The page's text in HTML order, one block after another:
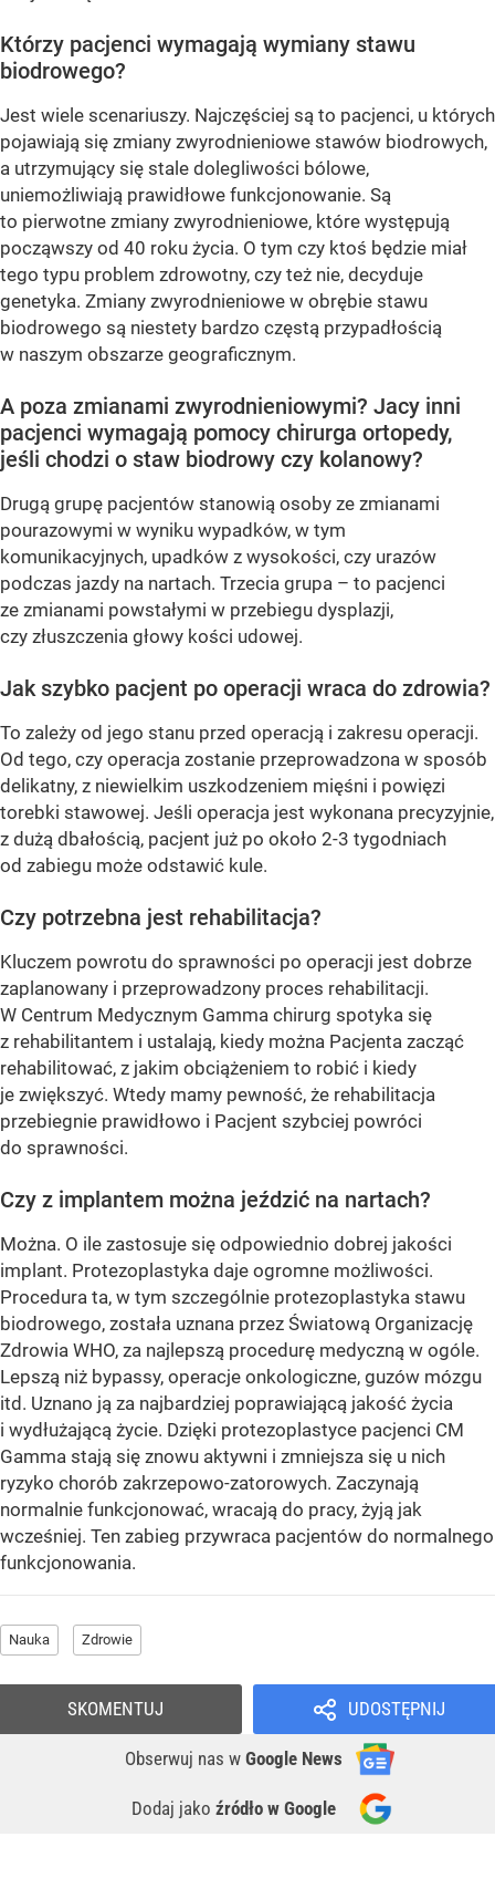
Którzy pacjenci wymagają wymiany stawu
biodrowego?
Jest wiele scenariuszy. Najczęściej są to pacjenci, u których
pojawiają się zmiany zwyrodnieniowe stawów biodrowych,
a utrzymujący się stale dolegliwości bólowe,
uniemożliwiają prawidłowe funkcjonowanie. Są
to pierwotne zmiany zwyrodnieniowe, które występują
począwszy od 40 roku życia. O tym czy ktoś będzie miał
tego typu problem zdrowotny, czy też nie, decyduje
genetyka. Zmiany zwyrodnieniowe w obrębie stawu
biodrowego są niestety bardzo częstą przypadłością
w naszym obszarze geograficznym.
A poza zmianami zwyrodnieniowymi? Jacy inni
pacjenci wymagają pomocy chirurga ortopedy,
jeśli chodzi o staw biodrowy czy kolanowy?
Drugą grupę pacjentów stanowią osoby ze zmianami
pourazowymi w wyniku wypadków, w tym
komunikacyjnych, upadków z wysokości, czy urazów
podczas jazdy na nartach. Trzecia grupa – to pacjenci
ze zmianami powstałymi w przebiegu dysplazji,
czy złuszczenia głowy kości udowej.
Jak szybko pacjent po operacji wraca do zdrowia?
To zależy od jego stanu przed operacją i zakresu operacji.
Od tego, czy operacja zostanie przeprowadzona w sposób
delikatny, z niewielkim uszkodzeniem mięśni i powięzi
torebki stawowej. Jeśli operacja jest wykonana precyzyjnie,
z dużą dbałością, pacjent już po około 2-3 tygodniach
od zabiegu może odstawić kule.
Czy potrzebna jest rehabilitacja?
Kluczem powrotu do sprawności po operacji jest dobrze
zaplanowany i przeprowadzony proces rehabilitacji.
W Centrum Medycznym Gamma chirurg spotyka się
z rehabilitantem i ustalają, kiedy można Pacjenta zacząć
rehabilitować, z jakim obciążeniem to robić i kiedy
je zwiększyć. Wtedy mamy pewność, że rehabilitacja
przebiegnie prawidłowo i Pacjent szybciej powróci
do sprawności.
Czy z implantem można jeździć na nartach?
Można. O ile zastosuje się odpowiednio dobrej jakości
implant. Protezoplastyka daje ogromne możliwości.
Procedura ta, w tym szczególnie protezoplastyka stawu
biodrowego, została uznana przez Światową Organizację
Zdrowia WHO, za najlepszą procedurę medyczną w ogóle.
Lepszą niż bypassy, operacje onkologiczne, guzów mózgu
itd. Uznano ją za najbardziej poprawiającą jakość życia
i wydłużającą życie. Dzięki protezoplastyce pacjenci CM
Gamma stają się znowu aktywni i zmniejsza się u nich
ryzyko chorób zakrzepowo-zatorowych. Zaczynają
normalnie funkcjonować, wracają do pracy, żyją jak
wcześniej. Ten zabieg przywraca pacjentów do normalnego
funkcjonowania.
Nauka Zdrowie
UDOSTĘPNIJ
Obserwuj nas w Google News
Dodaj jako źródło w Google
SKOMENTUJ